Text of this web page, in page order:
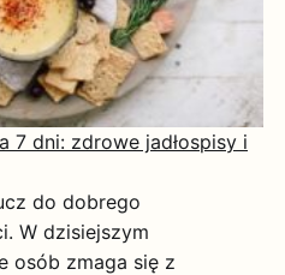
7 dni: zdrowe jadłospisy i
do dobrego
W dzisiejszym
osób zmaga się z